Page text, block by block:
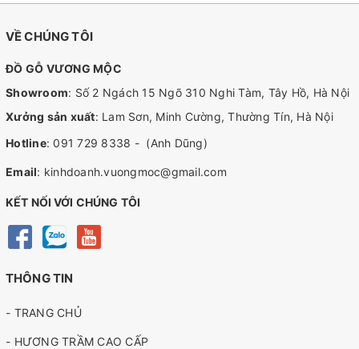
VỀ CHÚNG TÔI
ĐỒ GỖ VƯƠNG MỘC
Showroom: Số 2 Ngách 15 Ngõ 310 Nghi Tàm, Tây Hồ, Hà Nội
Xưởng sản xuất: Lam Sơn, Minh Cường, Thường Tín, Hà Nội
Hotline:091 729 8338 - (Anh Dũng)
Email: kinhdoanh.vuongmoc@gmail.com
KẾT NỐI VỚI CHÚNG TÔI
THÔNG TIN
- TRANG CHỦ
- HƯƠNG TRẦM CAO CẤP